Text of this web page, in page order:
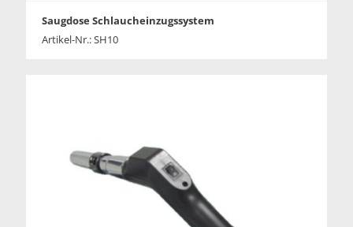
Saugdose Schlaucheinzugssystem
Artikel-Nr.: SH10